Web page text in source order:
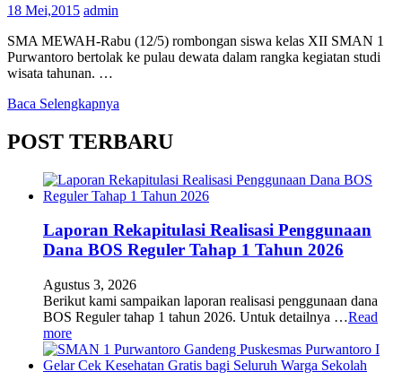
18 Mei,2015 admin
SMA MEWAH-Rabu (12/5) rombongan siswa kelas XII SMAN 1
Purwantoro bertolak ke pulau dewata dalam rangka kegiatan studi
wisata tahunan. …
Baca Selengkapnya
POST TERBARU
Laporan Rekapitulasi Realisasi Penggunaan
Dana BOS Reguler Tahap 1 Tahun 2026
Agustus 3, 2026
Berikut kami sampaikan laporan realisasi penggunaan dana
BOS Reguler tahap 1 tahun 2026. Untuk detailnya …Read
more